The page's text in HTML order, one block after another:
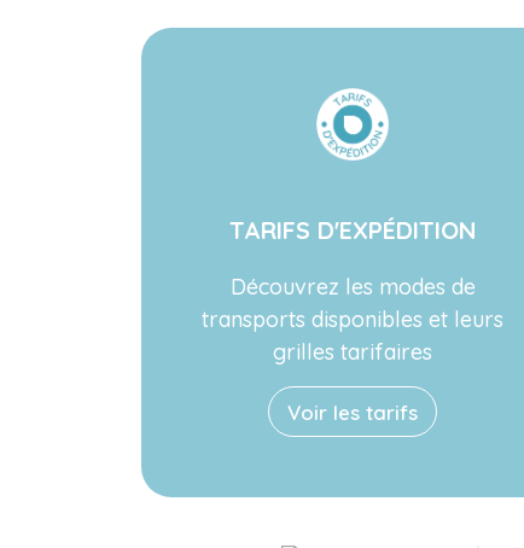
TARIFS D'EXPÉDITION
Découvrez les modes de
transports disponibles et leurs
grilles tarifaires
Voir les tarifs